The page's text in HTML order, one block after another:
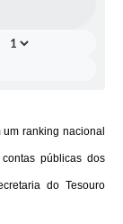
ranking nacional
públicas dos
do Tesouro